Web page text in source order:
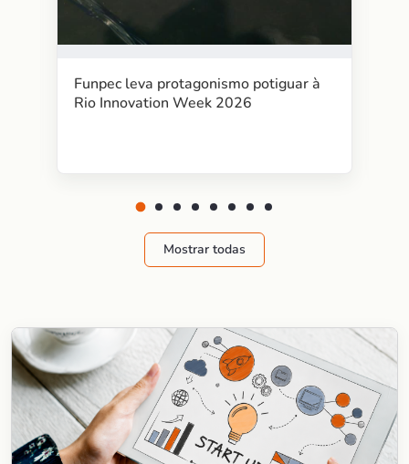
Funpec leva protagonismo potiguar à
Rio Innovation Week 2026
Mostrar todas